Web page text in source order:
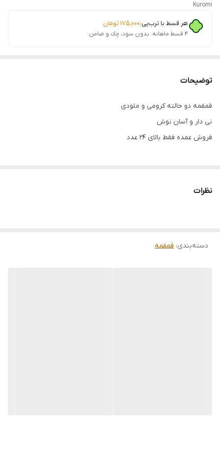
Kuromi
هر قسط با ترب‌پی:۱۷۵٬۰۰۰ تومان
۴ قسط ماهانه. بدون سود، چک و ضامن.
توضیحات
قمقمه دو حالته کرومی و ملودی
نی دار و آسان نوش
فروش عمده فقط بالای ۲۴ عدد
نظرات
دسته‌بندی: قمقمه